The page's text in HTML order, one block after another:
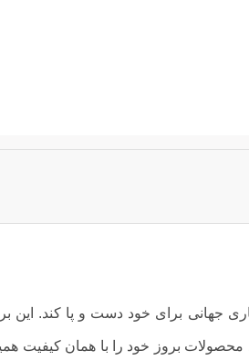
جهانی برای خود دست و پا کند. این
بروز خود را با همان کیفیت